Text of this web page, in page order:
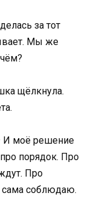
за тот
Мы же
щёлкнула.
И моё решение
порядок. Про
Про
сама соблюдаю.